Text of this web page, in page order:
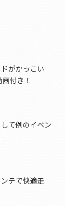
がかっこい
付き！
て例のイベン
テで快適走